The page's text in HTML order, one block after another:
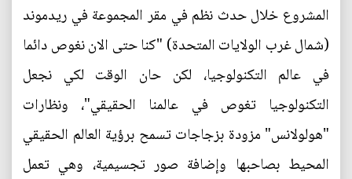
المشروع خلال حدث نظم في مقر المجموعة في ريدموند
(شمال غرب الولايات المتحدة) "كنا حتى الان نغوص دائما
في عالم التكنولوجيا، لكن حان الوقت لكي نجعل
التكنولوجيا تغوص في عالمنا الحقيقي"، ونظارات
"هولولانس" مزودة بزجاجات تسمح برؤية العالم الحقيقي
المحيط بصاحبها وإضافة صور تجسيمية، وهي تعمل